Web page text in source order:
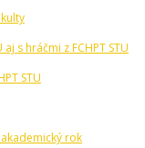
s hráčmi z FCHPT STU
STU
rok